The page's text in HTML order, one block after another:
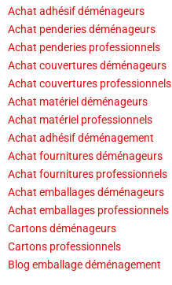
Achat adhésif déménageurs
Achat penderies déménageurs
Achat penderies professionnels
Achat couvertures déménageurs
Achat couvertures professionnels
Achat matériel déménageurs
Achat matériel professionnels
Achat adhésif déménagement
Achat fournitures déménageurs
Achat fournitures professionnels
Achat emballages déménageurs
Achat emballages professionnels
Cartons déménageurs
Cartons professionnels
Blog emballage déménagement